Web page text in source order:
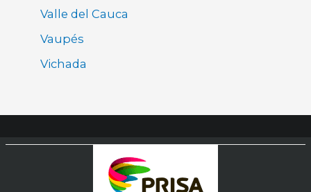
Valle del Cauca
Vaupés
Vichada